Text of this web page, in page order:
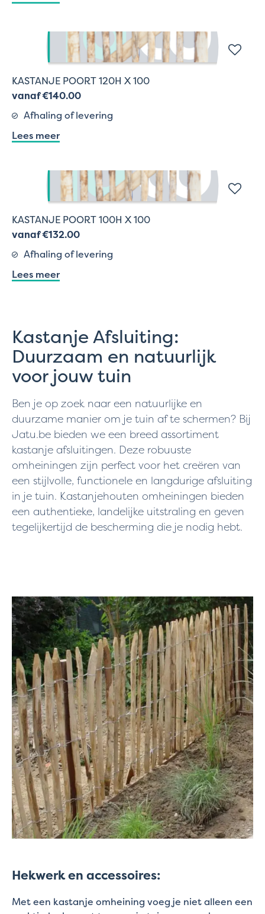
KASTANJE POORT 120H X 100
vanaf €140.00
Afhaling of levering
Lees meer
KASTANJE POORT 100H X 100
vanaf €132.00
Afhaling of levering
Lees meer
Kastanje Afsluiting:
Duurzaam en natuurlijk
voor jouw tuin
Ben je op zoek naar een natuurlijke en
duurzame manier om je tuin af te schermen? Bij
Jatu.be bieden we een breed assortiment
kastanje afsluitingen. Deze robuuste
omheiningen zijn perfect voor het creëren van
een stijlvolle, functionele en langdurige afsluiting
in je tuin. Kastanjehouten omheiningen bieden
een authentieke, landelijke uitstraling en geven
tegelijkertijd de bescherming die je nodig hebt.
Hekwerk en accessoires:
Met een kastanje omheining voeg je niet alleen een